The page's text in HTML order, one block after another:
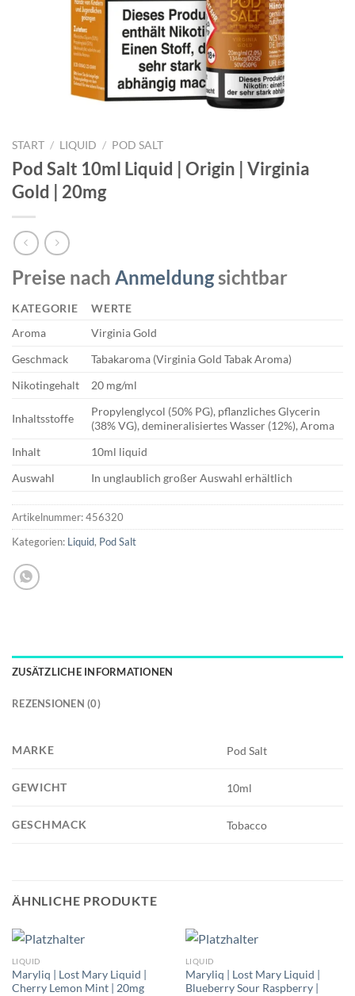
START / LIQUID / POD SALT
Pod Salt 10ml Liquid | Origin | Virginia
Gold | 20mg
Preise nach Anmeldungsichtbar
KATEGORIE
WERTE
Aroma
Virginia Gold
Geschmack
Tabakaroma (Virginia Gold Tabak Aroma)
Nikotingehalt
20 mg/ml
Inhaltsstoffe
Propylenglycol (50% PG), pflanzliches Glycerin
(38% VG), demineralisiertes Wasser (12%), Aroma
Inhalt
10ml liquid
Auswahl
In unglaublich großer Auswahl erhältlich
Artikelnummer:456320
Kategorien: Liquid, Pod Salt
ZUSÄTZLICHE INFORMATIONEN
REZENSIONEN (0)
MARKE Pod Salt
GEWICHT 10ml
GESCHMACK Tobacco
ÄHNLICHE PRODUKTE
LIQUID
Maryliq | Lost Mary Liquid |
Cherry Lemon Mint | 20mg
LIQUID
Maryliq | Lost Mary Liquid |
Blueberry Sour Raspberry |